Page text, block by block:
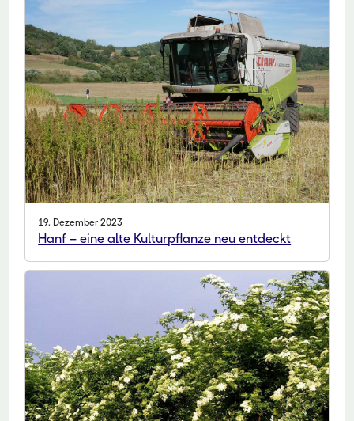
19. Dezember 2023
Hanf – eine alte Kulturpflanze neu entdeckt